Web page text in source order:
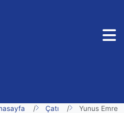
Çatı Yunus Emre